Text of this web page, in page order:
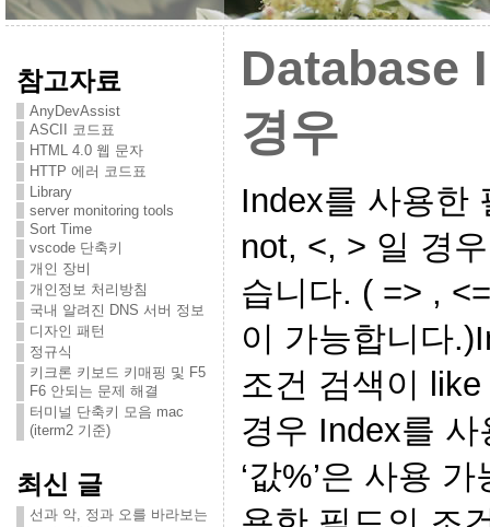
참고자료
AnyDevAssist
ASCII 코드표
HTML 4.0 웹 문자
HTTP 에러 코드표
Library
server monitoring tools
Sort Time
vscode 단축키
개인 장비
개인정보 처리방침
국내 알려진 DNS 서버 정보
디자인 패턴
정규식
키크론 키보드 키매핑 및 F5
F6 안되는 문제 해결
터미널 단축키 모음 mac
(iterm2 기준)
최신 글
선과 악, 정과 오를 바라보는
Database
경우
Index를 사용한
not, <, > 일 경
습니다. ( => ,
이 가능합니다
조건 검색이 like
경우 Index를
‘값%’은 사용